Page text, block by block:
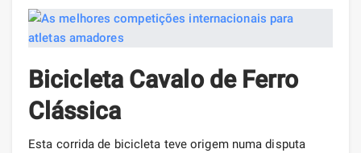
Bicicleta Cavalo de Ferro
Clássica
Esta corrida de bicicleta teve origem numa disputa